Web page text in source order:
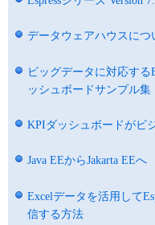
データウェアハウスにつ
ビッグデータに対応する
ッシュボードサンプル集
KPIダッシュボードがビ
Java EEからJakarta EEへ
Excelデータを活用して
信する方法